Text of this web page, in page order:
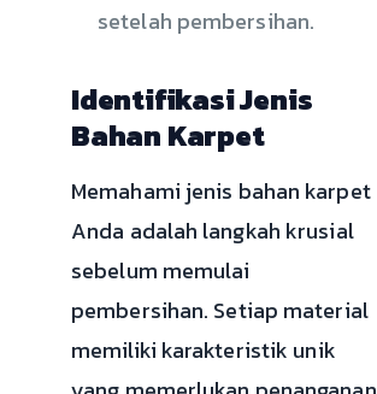
setelah pembersihan.
Identifikasi Jenis
Bahan Karpet
Memahami jenis bahan karpet
Anda adalah langkah krusial
sebelum memulai
pembersihan. Setiap material
memiliki karakteristik unik